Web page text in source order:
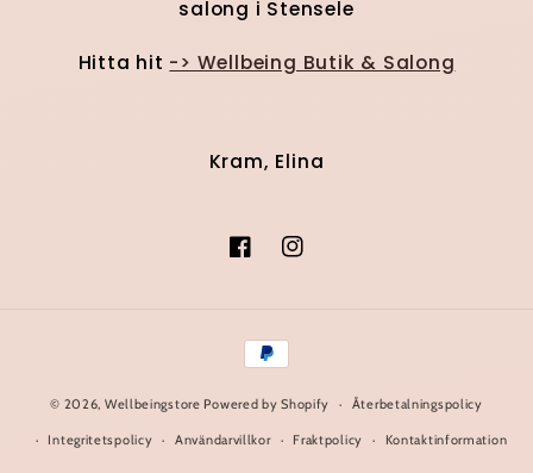
salong i Stensele
Hitta hit -> Wellbeing Butik & Salong
Kram, Elina
FacebookInstagram
Betalningsmetoder
© 2026, Wellbeingstore Powered by Shopify Återbetalningspolicy
Integritetspolicy Användarvillkor Fraktpolicy Kontaktinformation